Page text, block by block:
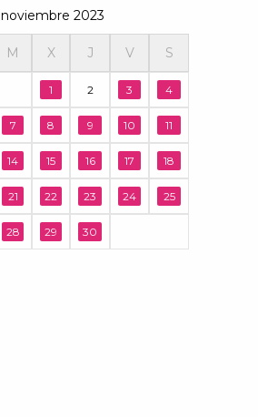
noviembre 2023
M X J V S
1 2 3 4
7 8 9 10 11
14 15 16 17 18
21 22 23 24 25
28 29 30